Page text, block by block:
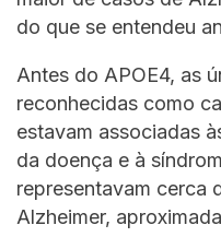
do que se entendeu
Antes do APOE4, as
reconhecidas como
estavam associadas
da doença e à
representavam cerca
Alzheimer,